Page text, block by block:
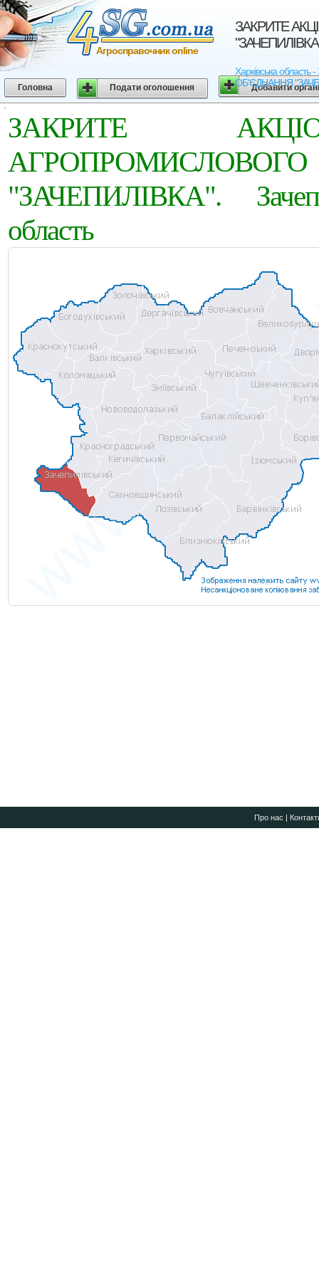
ЗАКРИТЕ
"ЗАЧЕПИЛІВКА".
Харківська
ОБ'ЄДНАННЯ
Агросправочник online
Головна Подати оголошення Добавити
ЗАКРИТЕ
"ЗАЧЕПИЛІВКА".
область
Про нас |